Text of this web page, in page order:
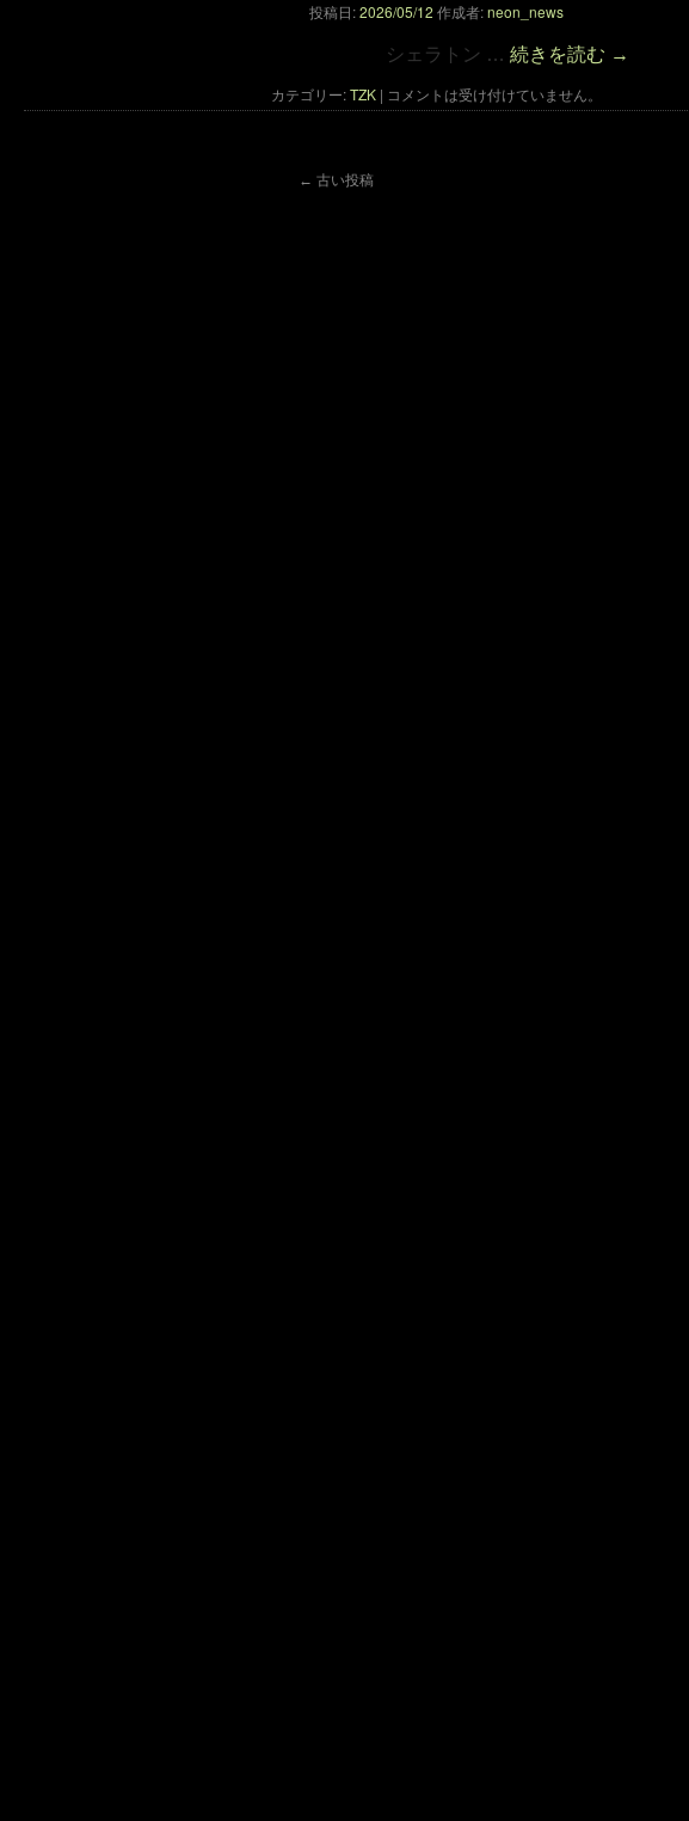
投稿日: 2026/05/12 作成者: neon_news
シェラトン … 続きを読む →
カテゴリー: TZK | コメントは受け付けていません。
← 古い投稿